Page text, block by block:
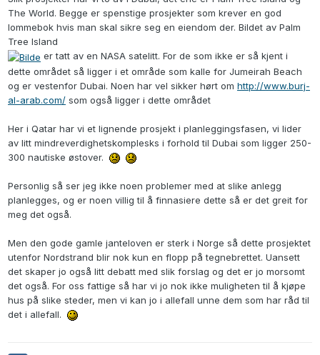
The World. Begge er spenstige prosjekter som krever en god
lommebok hvis man skal sikre seg en eiendom der. Bildet av Palm
Tree Island
er tatt av en NASA satelitt. For de som ikke er så kjent i
dette området så ligger i et område som kalle for Jumeirah Beach
og er vestenfor Dubai. Noen har vel sikker hørt om http://www.burj-
al-arab.com/ som også ligger i dette området
Her i Qatar har vi et lignende prosjekt i planleggingsfasen, vi lider
av litt mindreverdighetskomplesks i forhold til Dubai som ligger 250-
300 nautiske østover.
Personlig så ser jeg ikke noen problemer med at slike anlegg
planlegges, og er noen villig til å finnasiere dette så er det greit for
meg det også.
Men den gode gamle janteloven er sterk i Norge så dette prosjektet
utenfor Nordstrand blir nok kun en flopp på tegnebrettet. Uansett
det skaper jo også litt debatt med slik forslag og det er jo morsomt
det også. For oss fattige så har vi jo nok ikke muligheten til å kjøpe
hus på slike steder, men vi kan jo i allefall unne dem som har råd til
det i allefall.